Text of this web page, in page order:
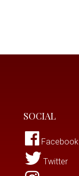
SOCIAL
Facebook
Twitter